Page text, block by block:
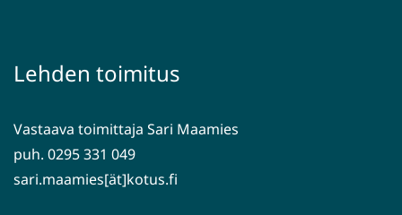
toiseen
Lehden toimitus
Vastaava toimittaja Sari Maamies
puh. 0295 331 049
sari.maamies[ät]kotus.fi